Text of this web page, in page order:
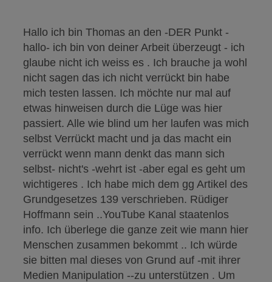
Hallo ich bin Thomas an den -DER Punkt -
hallo- ich bin von deiner Arbeit überzeugt - ich
glaube nicht ich weiss es . Ich brauche ja wohl
nicht sagen das ich nicht verrückt bin habe
mich testen lassen. Ich möchte nur mal auf
etwas hinweisen durch die Lüge was hier
passiert. Alle wie blind um her laufen was mich
selbst Verrückt macht und ja das macht ein
verrückt wenn mann denkt das mann sich
selbst- nicht's -wehrt ist -aber egal es geht um
wichtigeres . Ich habe mich dem gg Artikel des
Grundgesetzes 139 verschrieben. Rüdiger
Hoffmann sein ..YouTube Kanal staatenlos
info. Ich überlege die ganze zeit wie mann hier
Menschen zusammen bekommt .. Ich würde
sie bitten mal dieses von Grund auf -mit ihrer
Medien Manipulation --zu unterstützen . Um